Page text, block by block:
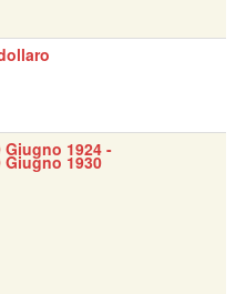
Giugno 1924 -
Giugno 1930